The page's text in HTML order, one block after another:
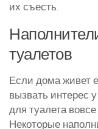
их съесть.
туалетов
Если дома живет
вызвать интерес
для туалета
Некоторые